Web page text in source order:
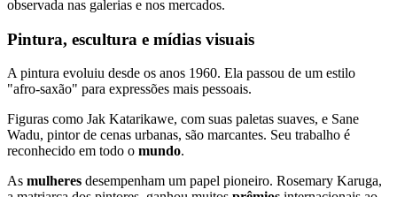
observada nas galerias e nos mercados.
Pintura, escultura e mídias visuais
A pintura evoluiu desde os anos 1960. Ela passou de um estilo
"afro-saxão" para expressões mais pessoais.
Figuras como Jak Katarikawe, com suas paletas suaves, e Sane
Wadu, pintor de cenas urbanas, são marcantes. Seu trabalho é
reconhecido em todo o mundo.
As mulheres desempenham um papel pioneiro. Rosemary Karuga,